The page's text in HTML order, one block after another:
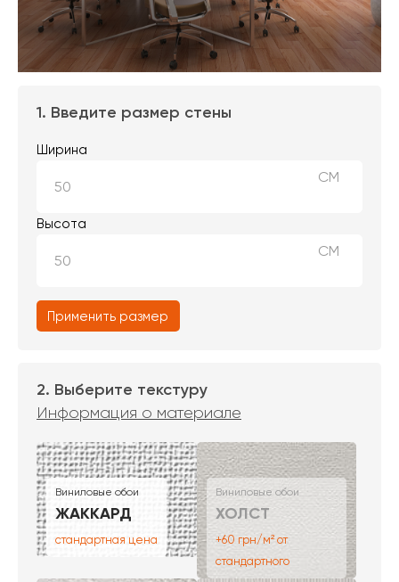
1. Введите размер стены
Ширина
СМ
Высота
СМ
Применить размер
2. Выберите текстуру
Информация о материале
Виниловые обои
ЖАККАРД
стандартная цена
Виниловые обои
ХОЛСТ
+60 грн/м² от
стандартного